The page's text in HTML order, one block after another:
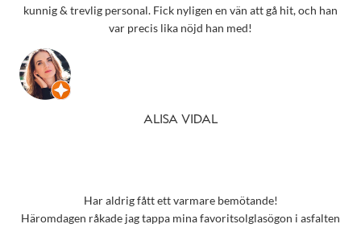
kunnig & trevlig personal. Fick nyligen en vän att gå hit, och han
var precis lika nöjd han med!
ALISA VIDAL
Har aldrig fått ett varmare bemötande!
Häromdagen råkade jag tappa mina favoritsolglasögon i asfalten